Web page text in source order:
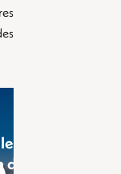
et
bail à